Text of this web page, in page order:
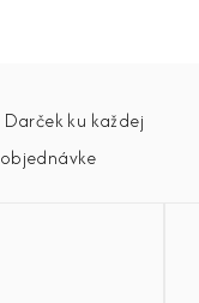
Darček ku každej
objednávke